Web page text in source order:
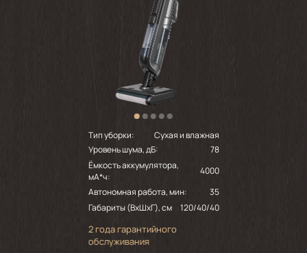
Тип уборки:
Сухая и влажная
Уровень шума, дБ:
78
Ёмкость аккумулятора,
мА*ч:
4000
Автономная работа, мин:
35
Габариты (ВхШхГ), см
120/40/40
2 года гарантийного
обслуживания